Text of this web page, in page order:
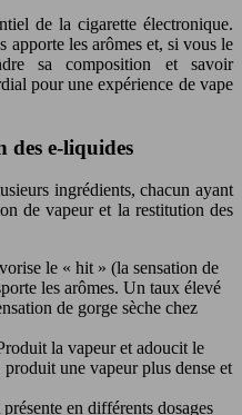
de la cigarette électronique.
apporte les arômes et, si vous le
sa composition et savoir
pour une expérience de vape
des e-liquides
ingrédients, chacun ayant
de vapeur et la restitution des
le « hit » (la sensation de
les arômes. Un taux élevé
de gorge sèche chez
la vapeur et adoucit le
une vapeur plus dense et
en différents dosages